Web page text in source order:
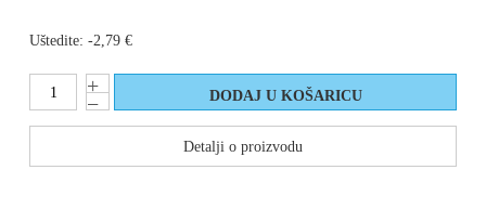
Uštedite: -2,79 €
Detalji o proizvodu